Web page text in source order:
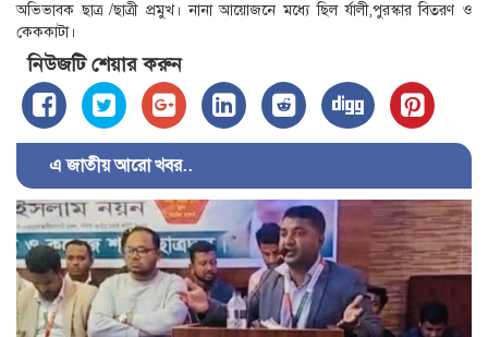
অভিভাবক ছাত্র /ছাত্রী প্রমুখ। নানা আয়োজনে মধ্যে ছিল র্যালী,পুরস্কার বিতরণ ও
কেককাটা।
নিউজটি শেয়ার করুন
এ জাতীয় আরো খবর..